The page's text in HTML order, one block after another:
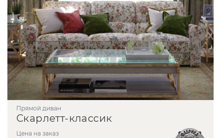
прямой диван
Скарлетт-классик
Цена на заказ